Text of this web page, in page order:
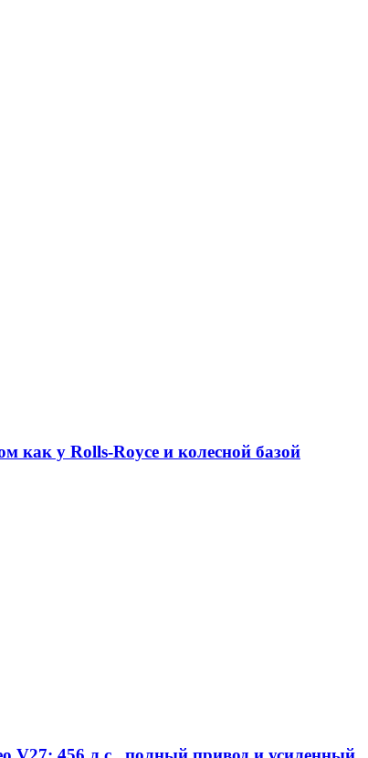
как у Rolls-Royce и колесной базой